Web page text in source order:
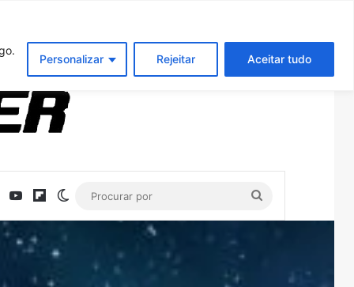
Personalizar Rejeitar Aceitar tudo
YouTubeFlipboardSwitch skin
por